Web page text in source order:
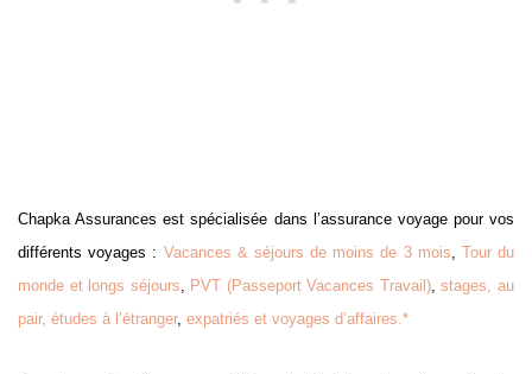
Chapka Assurances est spécialisée dans l’assurance voyage pour vos
différents voyages : Vacances & séjours de moins de 3 mois
Tour du
monde et longs séjours
PVT (Passeport Vacances Travail),stages, au
pair, études à l’étranger, expatriés et voyages d’affaires.*